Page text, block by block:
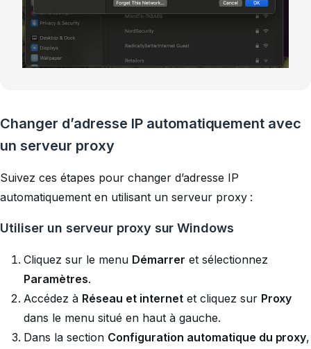
Changer d’adresse IP automatiquement avec
un serveur proxy
Suivez ces étapes pour changer d’adresse IP
automatiquement en utilisant un serveur proxy :
Utiliser un serveur proxy sur Windows
Cliquez sur le menu Démarrer et sélectionnez
Paramètres.
Accédez à Réseau et internetet cliquez sur Proxy
dans le menu situé en haut à gauche.
Dans la section Configuration automatique du proxy,